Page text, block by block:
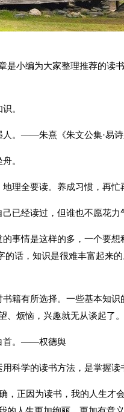
是小编为大家整理推荐的读
。
。——朱熹《朱文公集·易诗
。
地理全要读。养成习惯，再
已经读过，但谁也不愿花力
事情是这样的多，一个要
话，知识是很难丰富起来
籍有所选择。一些基本知
、烦恼，兴趣就无从谈起
首。——权德舆
用科学的读书方法，是掌握
，正因为读书，我的人生才